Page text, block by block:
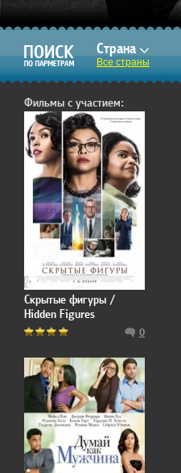
Страна
Все страны
Фильмы с участием:
Скрытые фигуры /
Hidden Figures
0